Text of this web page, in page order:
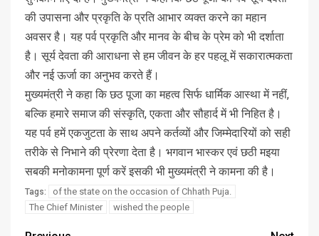
की उपासना और प्रकृति के प्रति आभार व्यक्त करने का महान
अवसर है। यह पर्व प्रकृति और मानव के बीच के प्रेम को भी दर्शाता
है। सूर्य देवता की आराधना से हम जीवन के हर पहलू में सकारात्मकता
और नई ऊर्जा का अनुभव करते हैं।
मुख्यमंत्री ने कहा कि छठ पूजा का महत्व सिर्फ धार्मिक आस्था में नहीं,
बल्कि हमारे समाज की संस्कृति, एकता और सौहार्द में भी निहित है।
यह पर्व हमें एकजुटता के साथ अपने कर्तव्यों और जिम्मेदारियों को सही
तरीके से निभाने की प्रेरणा देता है। भगवान भास्कर एवं छठी मइया
सबकी मनोकामना पूर्ण करें इसकी भी मुख्यमंत्री ने कामना की है।
Tags:
of the state on the occasion of Chhath Puja.
The Chief Minister
wished the people